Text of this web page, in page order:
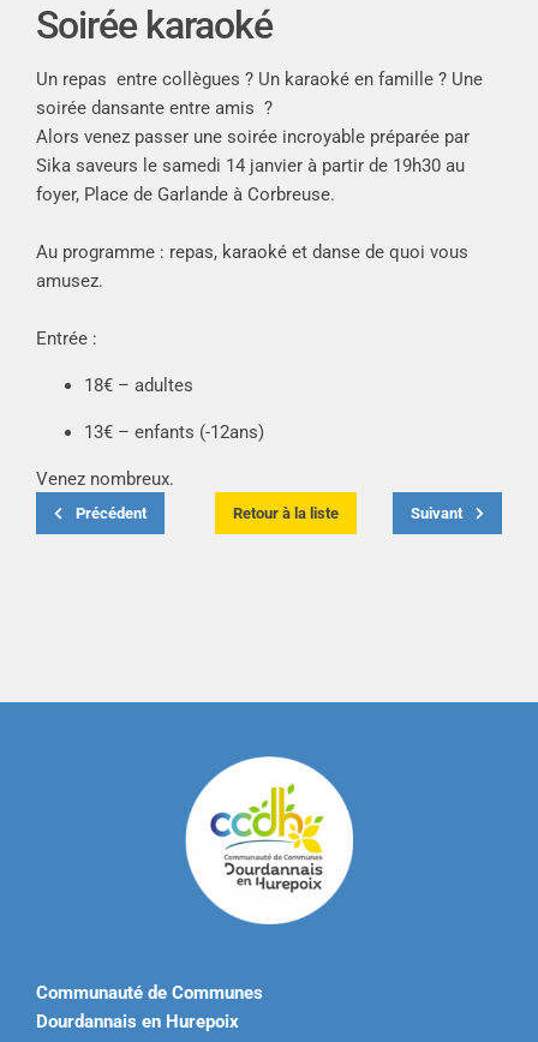
Soirée karaoké
Un repas entre collègues ? Un karaoké en famille ? Une
soirée dansante entre amis ?
Alors venez passer une soirée incroyable préparée par
Sika saveurs le samedi 14 janvier à partir de 19h30 au
foyer, Place de Garlande à Corbreuse.
Au programme : repas, karaoké et danse de quoi vous
amusez.
Entrée :
18€ – adultes
13€ – enfants (-12ans)
Venez nombreux.
Précédent Retour à la liste Suivant
Communauté de Communes
Dourdannais en Hurepoix